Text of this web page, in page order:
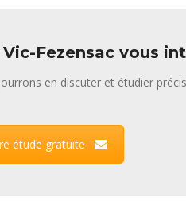
Fezensac vous
en discuter et étudier
étude gratuite